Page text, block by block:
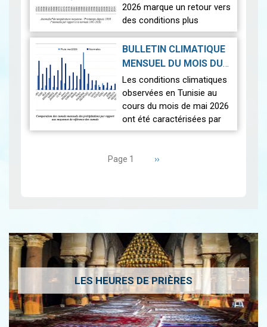
2026 marque un retour vers
des conditions plus
proches de la normale,
avec un léger excédent
thermique de +0,3 °c
Nous r…
BULLETIN CLIMATIQUE
MENSUEL DU MOIS DU
MAI 2026|2026-06-17
Les conditions climatiques
observées en Tunisie au
cours du mois de mai 2026
ont été caractérisées par
des températures proches
répartition spatiale
Page 1 Page
››
LES HEURES DE PRIÈRES